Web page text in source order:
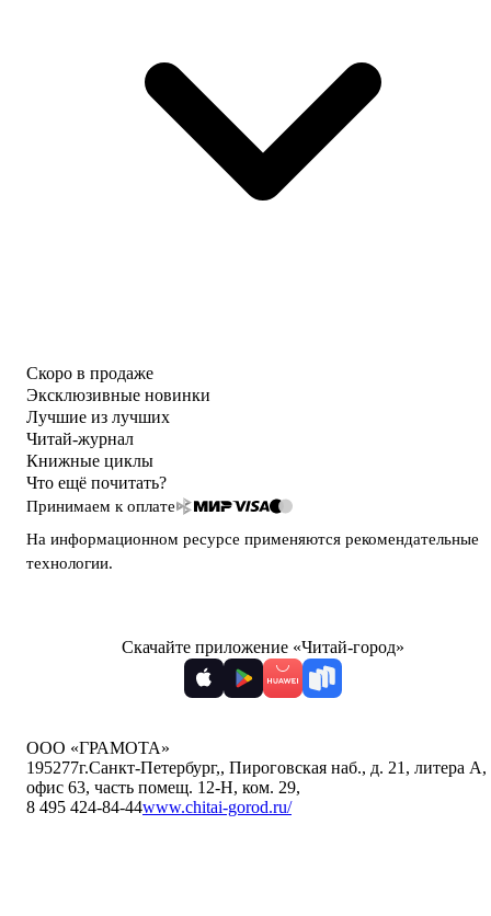
Скоро в продаже
Эксклюзивные новинки
Лучшие из лучших
Читай-журнал
Книжные циклы
Что ещё почитать?
Принимаем к оплате
На информационном ресурсе применяются рекомендательные
технологии.
Скачайте приложение «Читай-город»
ООО «ГРАМОТА»
195277г.Санкт-Петербург,, Пироговская наб., д. 21, литера А,
офис 63, часть помещ. 12-Н, ком. 29,
8 495 424-84-44www.chitai-gorod.ru/